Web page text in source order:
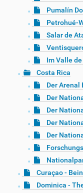
Pumalín
Petrohué-
Salar de
Im Valle
Costa Rica
Der Arenal
Der
Der
Der
Der
Curaçao -
Dominica -